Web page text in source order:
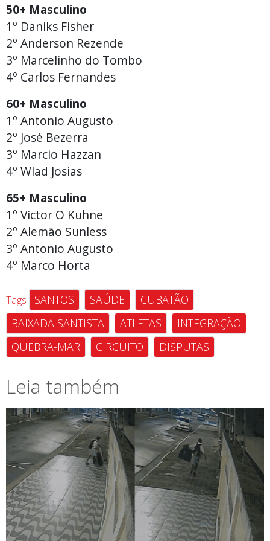
50+ Masculino
1º Daniks Fisher
2º Anderson Rezende
3º Marcelinho do Tombo
4º Carlos Fernandes
60+ Masculino
1º Antonio Augusto
2º José Bezerra
3º Marcio Hazzan
4º Wlad Josias
65+ Masculino
1º Victor O Kuhne
2º Alemão Sunless
3º Antonio Augusto
4º Marco Horta
Tags SANTOS SAÚDE
CUBATÃO
BAIXADA SANTISTA
ATLETAS
INTEGRAÇÃO
QUEBRA-MAR
CIRCUITO DISPUTAS
Leia também